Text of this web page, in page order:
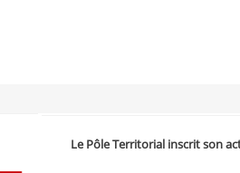
Le Pôle Territorial inscrit son